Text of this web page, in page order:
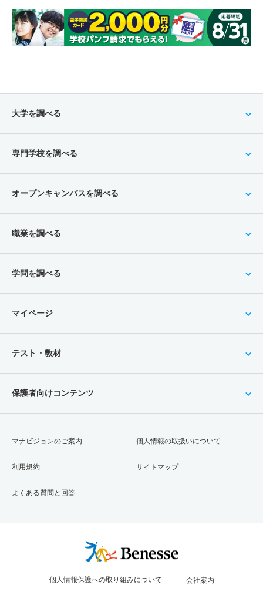
大学を調べる
専門学校を調べる
オープンキャンパスを調べる
職業を調べる
学問を調べる
マイページ
テスト・教材
保護者向けコンテンツ
マナビジョンのご案内
利用規約
よくある質問と回答
個人情報の取扱いについて
サイトマップ
個人情報保護への取り組みについて 会社案内